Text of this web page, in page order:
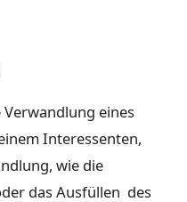
Verwandlung eines
Interessenten,
wie die
das Ausfüllen des